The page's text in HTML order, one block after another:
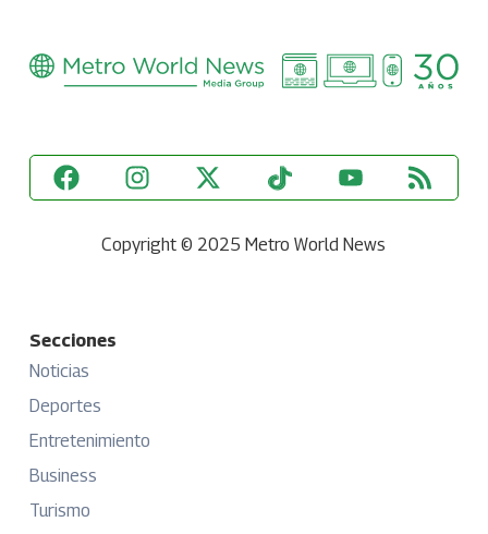
Copyright © 2025 Metro World News
Secciones
Noticias
Deportes
Entretenimiento
Business
Turismo